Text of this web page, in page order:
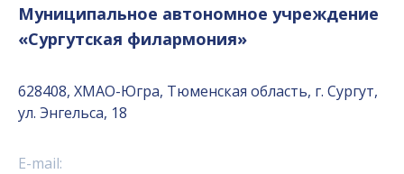
Муниципальное автономное учреждение
«Сургутская филармония»
628408, ХМАО-Югра, Тюменская область, г. Сургут,
ул. Энгельса, 18
E-mail: